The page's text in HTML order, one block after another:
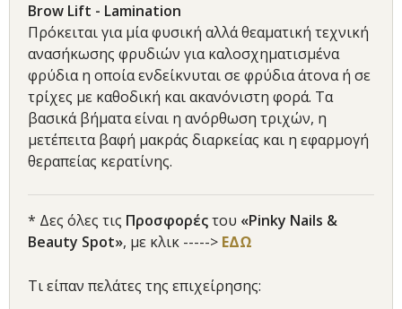
Brow Lift - Lamination
Πρόκειται για μία φυσική αλλά θεαματική τεχνική
ανασήκωσης φρυδιών για καλοσχηματισμένα
φρύδια η οποία ενδείκνυται σε φρύδια άτονα ή σε
τρίχες με καθοδική και ακανόνιστη φορά. Τα
βασικά βήματα είναι η ανόρθωση τριχών, η
μετέπειτα βαφή μακράς διαρκείας και η εφαρμογή
θεραπείας κερατίνης.
* Δες όλες τις Προσφορέςτου «Pinky Nails &
Beauty Spot», με κλικ -----> ΕΔΩ
Τι είπαν πελάτες της επιχείρησης: